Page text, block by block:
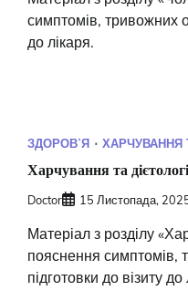
симптомів, тривожних
до лікаря.
ЗДОРОВʼЯ ХАРЧУВАННЯ
Харчування та
Doctor 15 Листопада,
Матеріал з розділу
пояснення симптомів,
підготовки до візиту до